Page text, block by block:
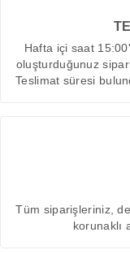
Hafta içi saat
oluşturduğunuz
Teslimat süresi
Tüm siparişleriniz,
korunaklı